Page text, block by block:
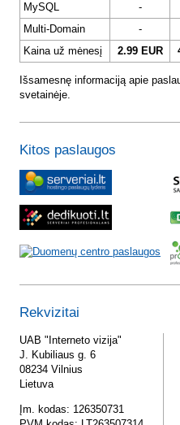
MySQL
-
Multi-Domain
-
Kaina už mėnesį
2.99 EUR
Išsamesnę informaciją apie
svetainėje.
Kitos paslaugos
Rekvizitai
UAB "Interneto vizija"
J. Kubiliaus g. 6
08234 Vilnius
Lietuva
Įm. kodas: 126350731